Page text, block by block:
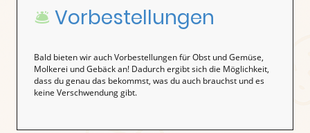
🛎️ Vorbestellungen
Bald bieten wir auch Vorbestellungen für Obst und Gemüse,
Molkerei und Gebäck an! Dadurch ergibt sich die Möglichkeit,
dass du genau das bekommst, was du auch brauchst und es
keine Verschwendung gibt.